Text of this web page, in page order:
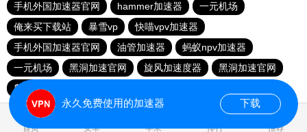
手机外国加速器官网
hammer加速器
一元机场
俺来买下载站
暴雪vp
快喵vpv加速器
手机外国加速器官网
油管加速器
蚂蚁npv加速器
一元机场
黑洞加速官网 旋风加速度器
黑洞加速官网
爬墙专用加速器
首页 安卓 苹果 排行 推荐
永久免费使用的加速器 下载
0.885286s